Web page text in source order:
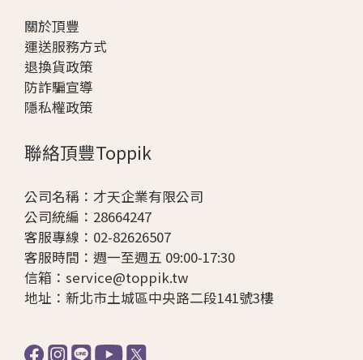
關於頂豐
運送服務方式
退換貨政策
防詐騙宣導
隱私權政策
聯絡頂豐Toppik
公司名稱：才天企業有限公司
公司統編：28664247
客服專線：02-82626507
客服時間：週一至週五 09:00-17:30
信箱： service@toppik.tw
地址： 新北市土城區中央路二段141號3樓